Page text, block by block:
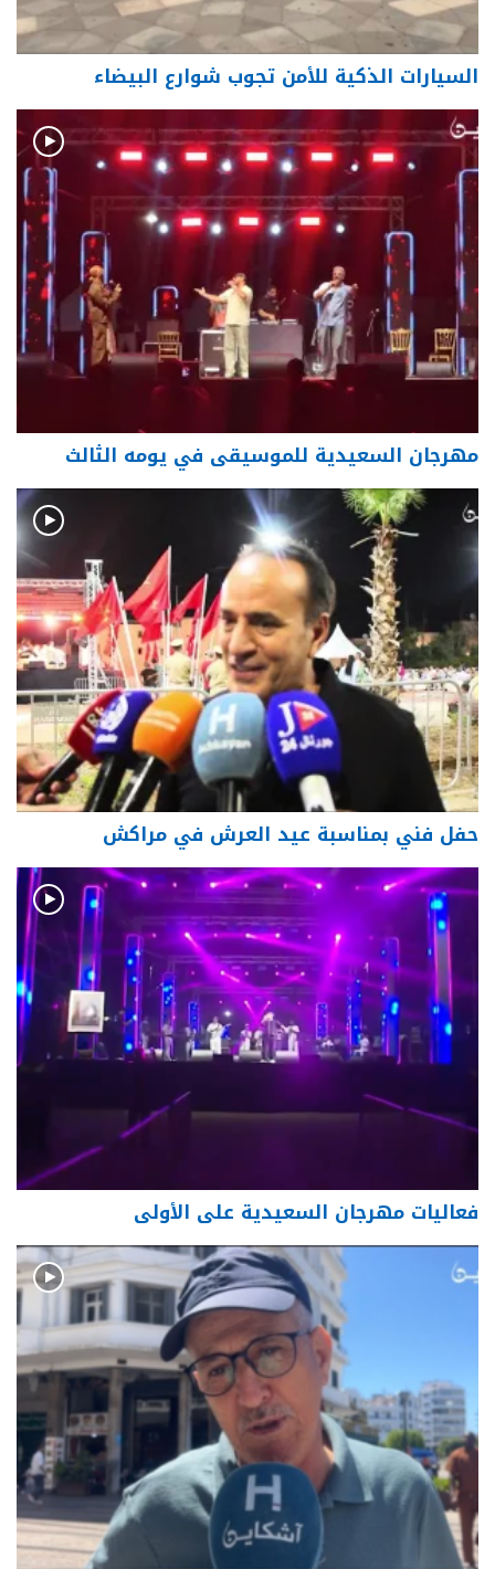
السيارات الذكية للأمن تجوب شوارع البيضاء
مهرجان السعيدية للموسيقى في يومه الثالث
حفل فني بمناسبة عيد العرش في مراكش
فعاليات مهرجان السعيدية على الأولى